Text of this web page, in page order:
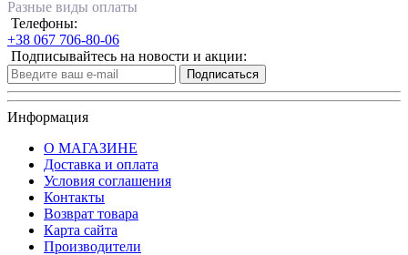
Разные виды оплаты
Телефоны:
+38 067 706-80-06
Подписывайтесь на новости и акции:
Подписаться
Информация
О МАГАЗИНЕ
Доставка и оплата
Условия соглашения
Контакты
Возврат товара
Карта сайта
Производители